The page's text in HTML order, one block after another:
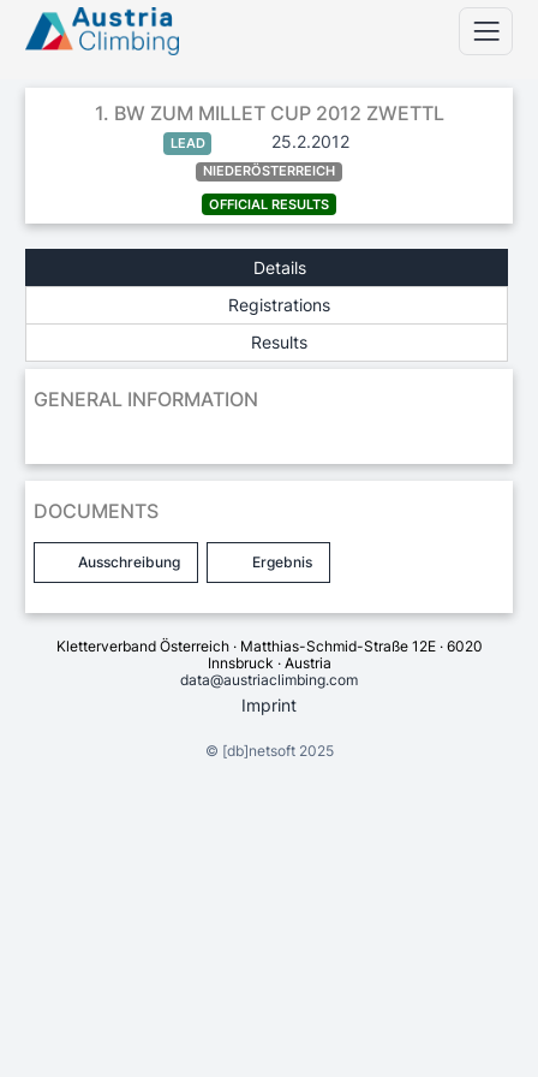
1. BW ZUM MILLET CUP 2012 ZWETTL
LEAD 25.2.2012
NIEDERÖSTERREICH
OFFICIAL RESULTS
Details
Registrations
Results
GENERAL INFORMATION
DOCUMENTS
Ausschreibung Ergebnis
Kletterverband Österreich · Matthias-Schmid-Straße 12E · 6020
Innsbruck · Austria
data@austriaclimbing.com
Imprint
© [db]netsoft2025